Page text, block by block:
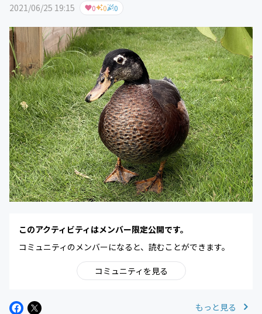
2021/06/25 19:15 0 0 0
このアクティビティはメンバー限定公開です。
コミュニティのメンバーになると、読むことができます。
コミュニティを見る
もっと見る